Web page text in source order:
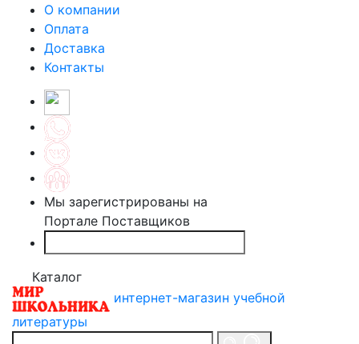
О компании
Оплата
Доставка
Контакты
Мы зарегистрированы на
Портале Поставщиков
Каталог
интернет-магазин учебной
литературы